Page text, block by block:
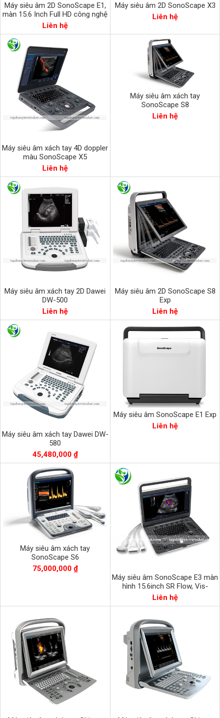
Máy siêu âm 2D SonoScape E1,
màn 15.6 Inch Full HD công nghệ
Mỹ
Liên hệ
Máy siêu âm 2D SonoScape X3
Liên hệ
Máy siêu âm xách tay 4D doppler
màu SonoScape X5
Liên hệ
Máy siêu âm xách tay
SonoScape S8
Liên hệ
Máy siêu âm xách tay 2D Dawei
DW-500
Liên hệ
Máy siêu âm 2D SonoScape S8
Exp
Liên hệ
Máy siêu âm xách tay Dawei DW-
580
45,480,000 ₫
Máy siêu âm SonoScape E1 Exp
Liên hệ
Máy siêu âm xách tay
SonoScape S6
75,000,000 ₫
Máy siêu âm SonoScape E3 màn
hình 15.6inch SR Flow, Vis-
Needle, TDI
Liên hệ